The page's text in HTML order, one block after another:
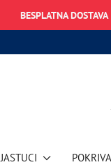
BESPLATNA
JASTUCI